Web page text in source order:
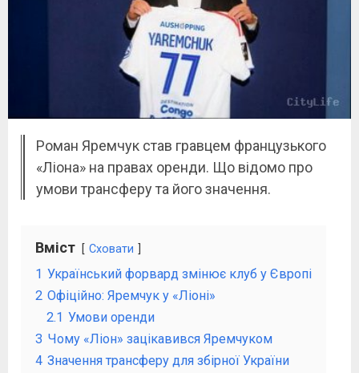
Роман Яремчук став гравцем французького
«Ліона» на правах оренди. Що відомо про
умови трансферу та його значення.
Вміст Сховати
1 Український форвард змінює клуб у Європі
2 Офіційно: Яремчук у «Ліоні»
2.1 Умови оренди
3 Чому «Ліон» зацікавився Яремчуком
4 Значення трансферу для збірної України